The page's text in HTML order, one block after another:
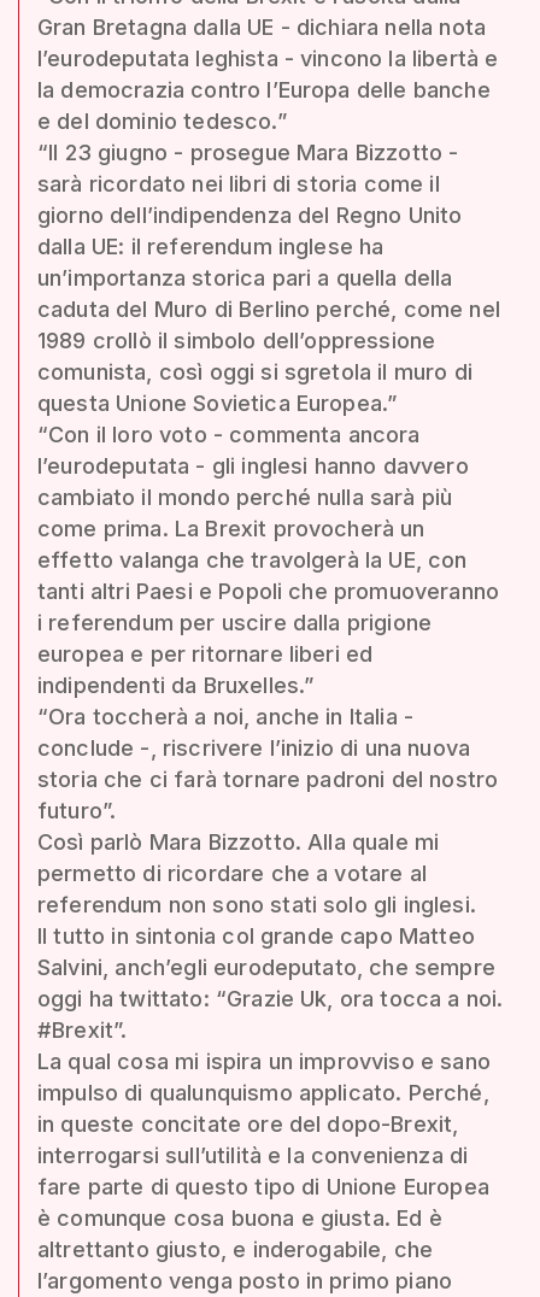
Gran Bretagna dalla UE - dichiara nella nota
l’eurodeputata leghista - vincono la libertà e
la democrazia contro l’Europa delle banche
e del dominio tedesco.”
“Il 23 giugno - prosegue Mara Bizzotto -
sarà ricordato nei libri di storia come il
giorno dell’indipendenza del Regno Unito
dalla UE: il referendum inglese ha
un’importanza storica pari a quella della
caduta del Muro di Berlino perché, come nel
1989 crollò il simbolo dell’oppressione
comunista, così oggi si sgretola il muro di
questa Unione Sovietica Europea.”
“Con il loro voto - commenta ancora
l’eurodeputata - gli inglesi hanno davvero
cambiato il mondo perché nulla sarà più
come prima. La Brexit provocherà un
effetto valanga che travolgerà la UE, con
tanti altri Paesi e Popoli che promuoveranno
i referendum per uscire dalla prigione
europea e per ritornare liberi ed
indipendenti da Bruxelles.”
“Ora toccherà a noi, anche in Italia -
conclude -, riscrivere l’inizio di una nuova
storia che ci farà tornare padroni del nostro
futuro”.
Così parlò Mara Bizzotto. Alla quale mi
permetto di ricordare che a votare al
referendum non sono stati solo gli inglesi.
Il tutto in sintonia col grande capo Matteo
Salvini, anch’egli eurodeputato, che sempre
oggi ha twittato: “Grazie Uk, ora tocca a noi.
#Brexit”.
La qual cosa mi ispira un improvviso e sano
impulso di qualunquismo applicato. Perché,
in queste concitate ore del dopo-Brexit,
interrogarsi sull’utilità e la convenienza di
fare parte di questo tipo di Unione Europea
è comunque cosa buona e giusta. Ed è
altrettanto giusto, e inderogabile, che
l’argomento venga posto in primo piano